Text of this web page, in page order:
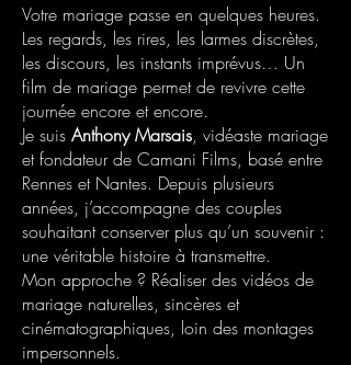
Votre mariage passe en quelques heures.
Les regards, les rires, les larmes discrètes,
les discours, les instants imprévus… Un
film de mariage permet de revivre cette
journée encore et encore.
Je suis Anthony Marsais, vidéaste mariage
et fondateur de Camani Films, basé entre
Rennes et Nantes. Depuis plusieurs
années, j’accompagne des couples
souhaitant conserver plus qu’un souvenir :
une véritable histoire à transmettre.
Mon approche ? Réaliser des vidéos de
mariage naturelles, sincères et
cinématographiques, loin des montages
impersonnels.